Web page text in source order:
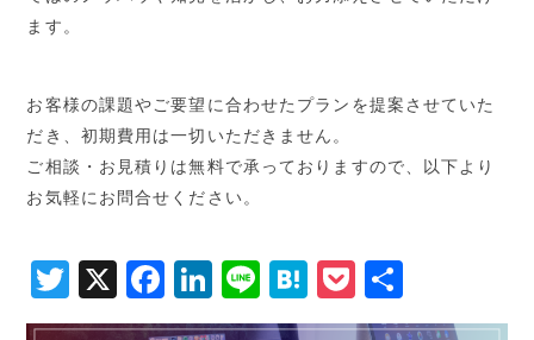
ます。
お客様の課題やご要望に合わせたプランを提案させていた
だき、初期費用は一切いただきません。
ご相談・お見積りは無料で承っておりますので、以下より
お気軽にお問合せください。
Twitter
X Facebook
LinkedIn
LineHatena
Pocket
有